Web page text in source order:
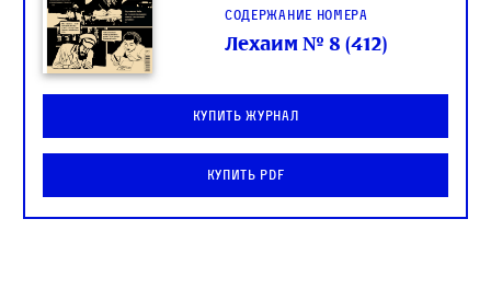
Содержание номера
Лехаим № 8 (412)
Купить журнал
Купить PDF